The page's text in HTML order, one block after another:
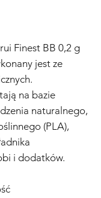
Finest BB 0,2 g
jest ze
na bazie
naturalnego,
(PLA),
i dodatków.